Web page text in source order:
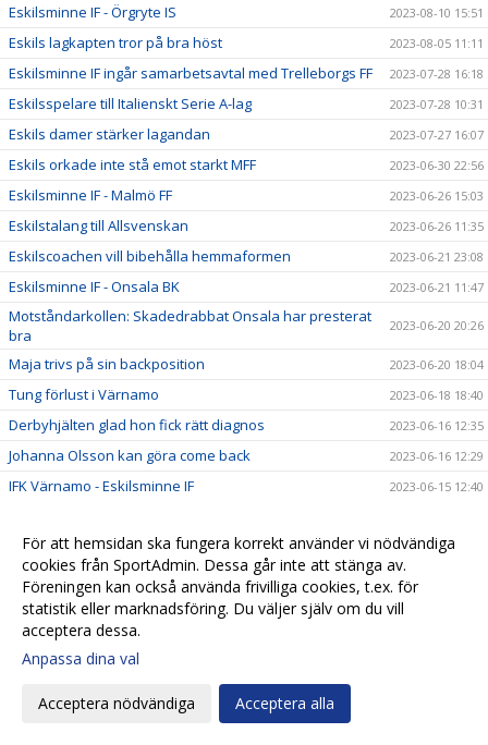
Eskilsminne IF - Örgryte IS 2023-08-10 15:51
Eskils lagkapten tror på bra höst 2023-08-05 11:11
Eskilsminne IF ingår samarbetsavtal med Trelleborgs FF 2023-07-28 16:18
Eskilsspelare till Italienskt Serie A-lag 2023-07-28 10:31
Eskils damer stärker lagandan 2023-07-27 16:07
Eskils orkade inte stå emot starkt MFF 2023-06-30 22:56
Eskilsminne IF - Malmö FF 2023-06-26 15:03
Eskilstalang till Allsvenskan 2023-06-26 11:35
Eskilscoachen vill bibehålla hemmaformen 2023-06-21 23:08
Eskilsminne IF - Onsala BK 2023-06-21 11:47
Motståndarkollen: Skadedrabbat Onsala har presterat
bra
2023-06-20 20:26
Maja trivs på sin backposition 2023-06-20 18:04
Tung förlust i Värnamo 2023-06-18 18:40
Derbyhjälten glad hon fick rätt diagnos 2023-06-16 12:35
Johanna Olsson kan göra come back 2023-06-16 12:29
IFK Värnamo - Eskilsminne IF 2023-06-15 12:40
spelare
Eskils bäst i DM-derbyt 2023-06-14 22:44
Eskilscoachen: ”Detta är årets match för HIF" 2023-06-13 23:54
”Jasse” extremt taggad inför HIF-matchen
DM: Helsingborgs IF - Eskilsminne IF
Eskils vann tuff match mot Lödöse Nygård
Eskilscoachen: ”Vi fokuserar på vårt spel"
För att hemsidan ska fungera korrekt använder vi nödvändiga
cookies från SportAdmin. Dessa går inte att stänga av.
Föreningen kan också använda frivilliga cookies, t.ex. för
statistik eller marknadsföring. Du väljer själv om du vill
acceptera dessa.
Anpassa dina val
Acceptera nödvändiga Acceptera alla